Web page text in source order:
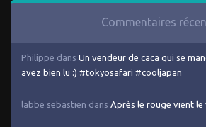
Commentaires
Philippe dans Un vendeur de caca qui se
avez bien lu :) #tokyosafari #cooljapan
labbe sebastien dans Après le rouge vient le